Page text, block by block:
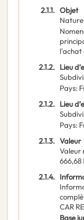
2.1.1. Objet
2.1.2. Lieu
Pays:
2.1.2. Lieu
Pays:
2.1.3. Valeur
Valeur
666,68
2.1.4.
CAR
Base